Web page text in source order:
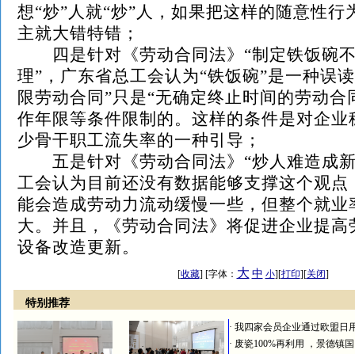
想“炒”人就“炒”人，如果把这样的随意性行
主就大错特错；
四是针对《劳动合同法》“制定铁饭碗
理”，广东省总工会认为“铁饭碗”是一种误
限劳动合同”只是“无确定终止时间的劳动合
作年限等条件限制的。这样的条件是对企业
少骨干职工流失率的一种引导；
五是针对《劳动合同法》“炒人难造成新
工会认为目前还没有数据能够支撑这个观点
能会造成劳动力流动缓慢一些，但整个就业
大。并且，《劳动合同法》将促进企业提
设备改造更新。
[收藏] [字体： 大 中 小][打印][关闭]
特别推荐
· 我四家会员企业通过欧盟日
· 废瓷100%再利用 ，景德镇